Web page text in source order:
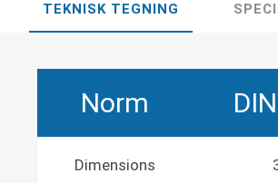
TEKNISK TEGNING
Norm
Dimensions